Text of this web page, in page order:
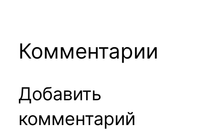
Комментарии
Добавить
комментарий